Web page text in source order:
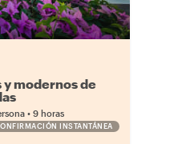
modernos de
• 9 horas
INSTANTÁNEA